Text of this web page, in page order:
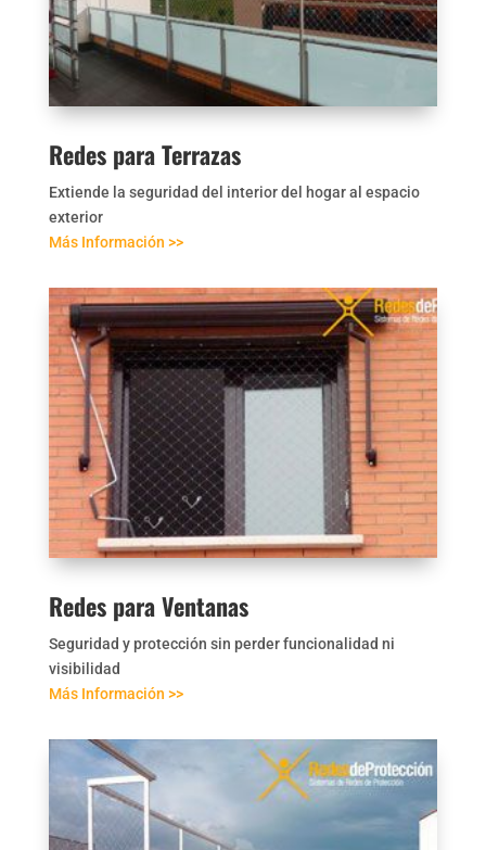
Redes para Terrazas
Extiende la seguridad del interior del hogar al espacio
exterior
Más Información >>
Redes para Ventanas
Seguridad y protección sin perder funcionalidad ni
visibilidad
Más Información >>